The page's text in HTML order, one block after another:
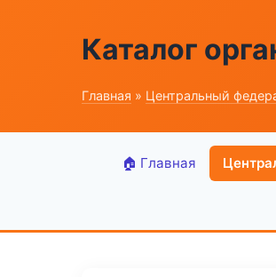
Каталог
Главная » Центральный
🏠 Главная